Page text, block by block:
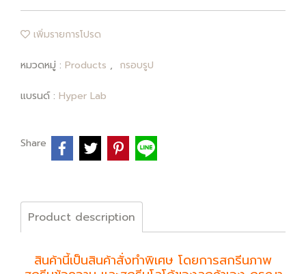
เพิ่มรายการโปรด
หมวดหมู่ : Products , กรอบรูป
แบรนด์ : Hyper Lab
Share
Product description
สินค้านี้เป็นสินค้าสั่งทำพิเศษ โดยการสกรีนภาพ